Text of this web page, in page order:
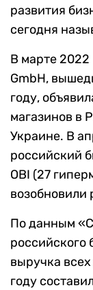
развития
сегодня
В марте 2022
GmbH,
году,
магазинов в
Украине. В
российский
OBI (27
возобновили
По данным
российского
выручка
году